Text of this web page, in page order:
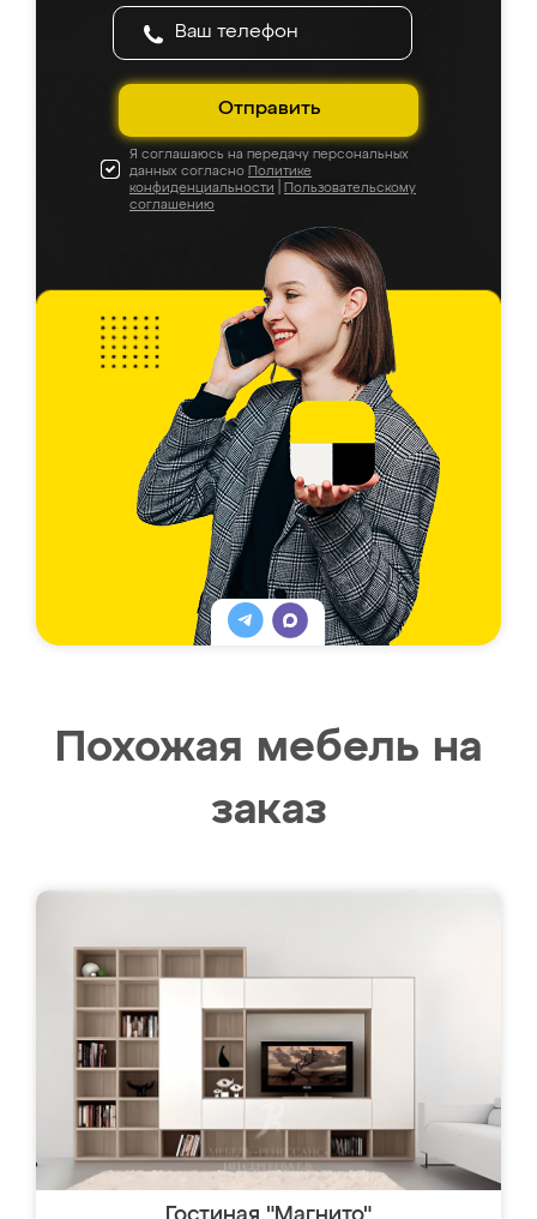
Отправить
Я соглашаюсь на передачу персональных
данных согласно Политике
конфиденциальности
Пользовательскому
соглашению
Похожая мебель на
заказ